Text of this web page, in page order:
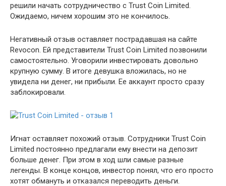
решили начать сотрудничество с Trust Coin Limited.
Ожидаемо, ничем хорошим это не кончилось.
Негативный отзыв оставляет пострадавшая на сайте
Revocon. Ей представители Trust Coin Limited позвонили
самостоятельно. Уговорили инвестировать довольно
крупную сумму. В итоге девушка вложилась, но не
увидела ни денег, ни прибыли. Ее аккаунт просто сразу
заблокировали.
Игнат оставляет похожий отзыв. Сотрудники Trust Coin
Limited постоянно предлагали ему внести на депозит
больше денег. При этом в ход шли самые разные
легенды. В конце концов, инвестор понял, что его просто
хотят обмануть и отказался переводить деньги.